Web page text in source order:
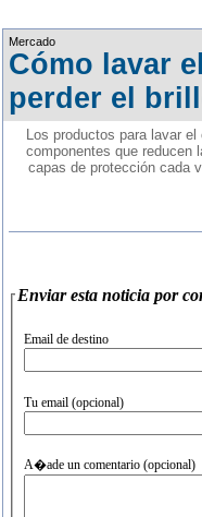
Fake Watches
Mercado
Cómo lavar
perder el
Los productos para lavar
componentes que reducen
capas de protección cada
Email de destino
Tu email (opcional)
A�ade un comentario (opcional)